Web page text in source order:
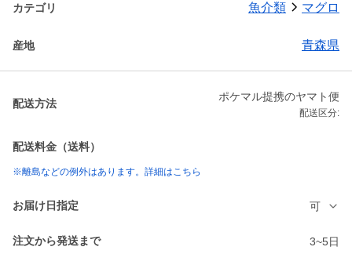
カテゴリ 魚介類 マグロ
産地 青森県
配送方法
ポケマル提携のヤマト便
配送区分:
配送料金（送料）
※離島などの例外はあります。詳細はこちら
お届け日指定 可
注文から発送まで 3~5日